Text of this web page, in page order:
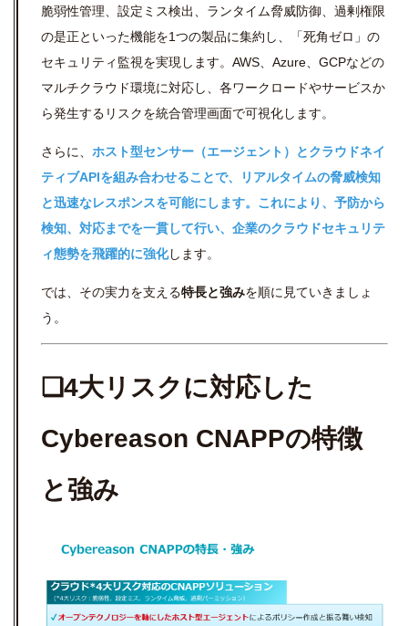
脆弱性管理、設定ミス検出、ランタイム脅威防御、過剰権限
の是正といった機能を1つの製品に集約し、「死角ゼロ」の
セキュリティ監視を実現します。AWS、Azure、GCPなどの
マルチクラウド環境に対応し、各ワークロードやサービスか
ら発生するリスクを統合管理画面で可視化します。
さらに、 ホスト型センサー（エージェント）とクラウドネイ
ティブAPIを組み合わせることで、リアルタイムの脅威検知
と迅速なレスポンスを可能にします。これにより、予防から
検知、対応までを一貫して行い、企業のクラウドセキュリテ
ィ態勢を飛躍的に強化します。
では、その実力を支える特長と強みを順に見ていきましょ
う。
❏4大リスクに対応した
Cybereason CNAPPの特徴
と強み